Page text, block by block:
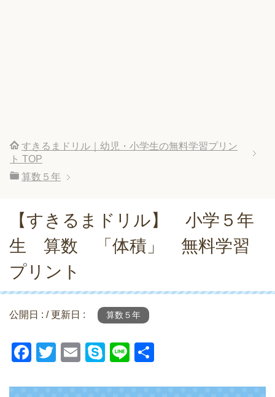
すきるまドリル｜幼児・小学生の無料学習プリン
ト TOP
算数５年
【すきるまドリル】 小学５年
生 算数 「体積」 無料学習
プリント
公開日 : / 更新日 : 算数５年
F
c
T
tt
E
ail
S
p
Li
e